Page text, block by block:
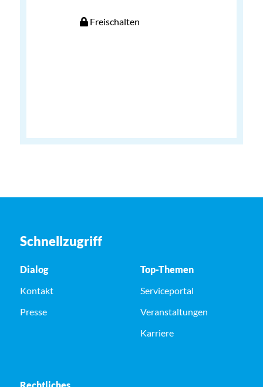
Freischalten
Schnellzugriff
Dialog
Kontakt
Presse
Top-Themen
Serviceportal
Veranstaltungen
Karriere